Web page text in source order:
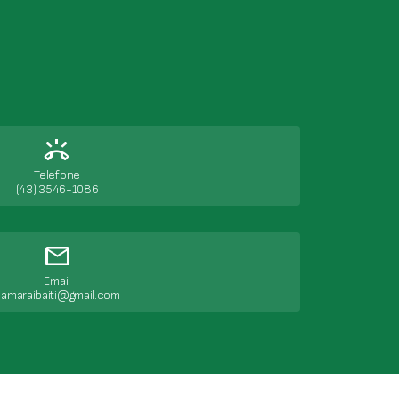
ring_volume
Telefone
(43) 3546-1086
mail
Email